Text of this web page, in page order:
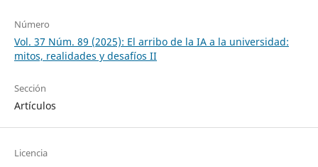
Número
Vol. 37 Núm. 89 (2025): El arribo de la IA a la universidad:
mitos, realidades y desafíos II
Sección
Artículos
Licencia